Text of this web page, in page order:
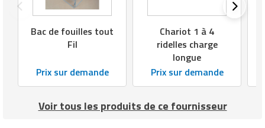
Bac de fouilles tout
Fil
Prix sur demande
Chariot 1 à 4
ridelles charge
longue
Prix sur demande
Voir tous les produits de ce fournisseur